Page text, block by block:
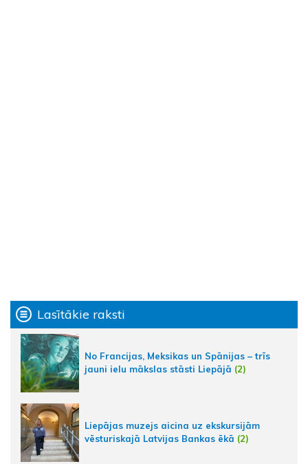
Lasītākie raksti
No Francijas, Meksikas un Spānijas – trīs
jauni ielu mākslas stāsti Liepājā (2)
Liepājas muzejs aicina uz ekskursijām
vēsturiskajā Latvijas Bankas ēkā (2)